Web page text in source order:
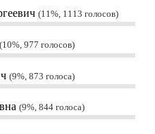
11%, 1113 голосов
10%, 977 голосов
9%, 873 голоса
9%, 844 голоса